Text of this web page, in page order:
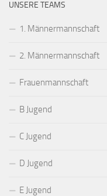
UNSERE TEAMS
1. Männermannschaft
2. Männermannschaft
Frauenmannschaft
B Jugend
C Jugend
D Jugend
E Jugend